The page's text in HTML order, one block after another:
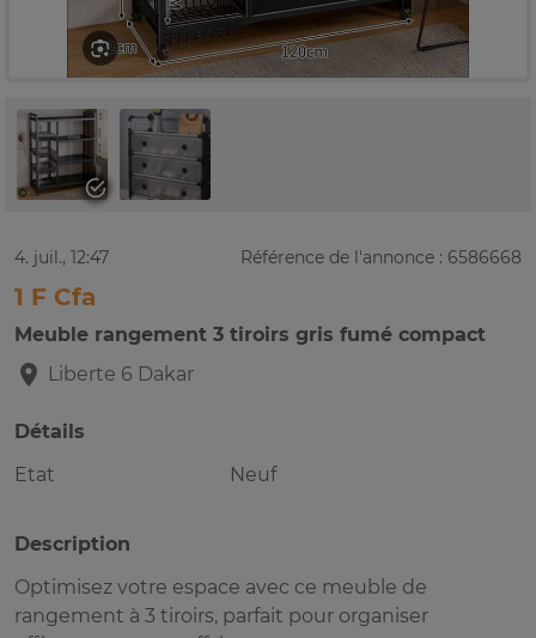
4. juil., 12:47 Référence de l'annonce : 6586668
1 F Cfa
Meuble rangement 3 tiroirs gris fumé compact
Liberte 6 Dakar
Détails
Etat
Neuf
Description
Optimisez votre espace avec ce meuble de
rangement à 3 tiroirs, parfait pour organiser